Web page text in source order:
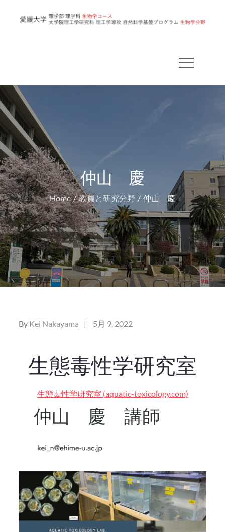
理
学
コ
ー
ス
仲山 慶
Home 教員と研究分野 仲山 慶
By Kei Nakayama
Posted
5月 9, 2022
生態毒性学研究室
生態毒性学研究室 (aquatic-toxicology.com)
仲山 慶 講師